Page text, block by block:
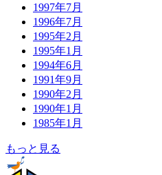
1997年7月
1996年7月
1995年2月
1995年1月
1994年6月
1991年9月
1990年2月
1990年1月
1985年1月
もっと見る